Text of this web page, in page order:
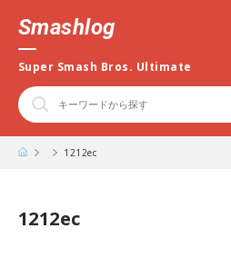
Smashlog
Super Smash Bros. Ultimate
1212ec
1212ec